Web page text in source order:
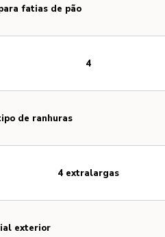
fatias de pão
de ranhuras
exterior
4
4 extralargas